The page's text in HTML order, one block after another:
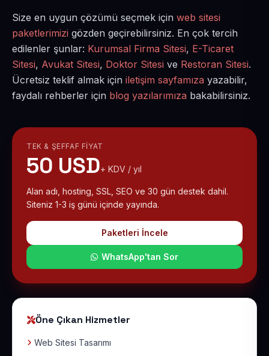
Size en uygun çözümü seçmek için web sitesi
paketlerimizi gözden geçirebilirsiniz. En çok tercih
edilenler şunlar: Kurumsal Firma Sitesi, E-Ticaret
Sitesi, Avukat Sitesi, Doktor Sitesi ve Restoran Sitesi.
Ücretsiz teklif almak için iletişim sayfamıza yazabilir,
faydalı rehberler için blog yazılarımıza bakabilirsiniz.
TEK & ŞEFFAF FIYAT
50 USD+ KDV / yıl
Alan adı, hosting, SSL, SEO ve 30 gün destek dahil.
Siteniz 1-3 iş günü içinde yayında.
Paketleri İncele
WhatsApp'tan Sor
Öne Çıkan Hizmetler
Web Sitesi Tasarımı